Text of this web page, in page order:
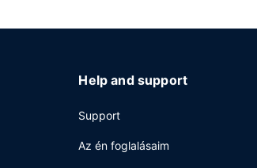
Help and support
Support
Az én foglalásaim